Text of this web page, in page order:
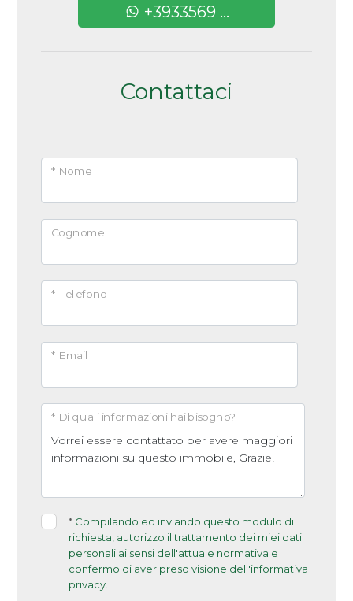
+3933569 ...
Contattaci
* Nome
Cognome
* Telefono
* Email
* Di quali informazioni hai bisogno?
* Compilando ed inviando questo modulo di
richiesta, autorizzo il trattamento dei miei dati
personali ai sensi dell'attuale normativa e
confermo di aver preso visione dell'informativa
privacy.